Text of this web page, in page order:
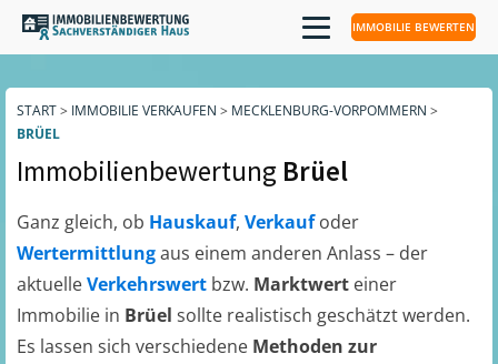
IMMOBILIE BEWERTEN
START> IMMOBILIE VERKAUFEN > MECKLENBURG-VORPOMMERN >
BRÜEL
Immobilienbewertung Brüel
Ganz gleich, ob Hauskauf, Verkaufoder
Wertermittlungaus einem anderen Anlass – der
aktuelleVerkehrswert bzw. Marktwert einer
Immobilie in Brüel sollte realistisch geschätzt werden.
Es lassen sich verschiedene Methoden zur